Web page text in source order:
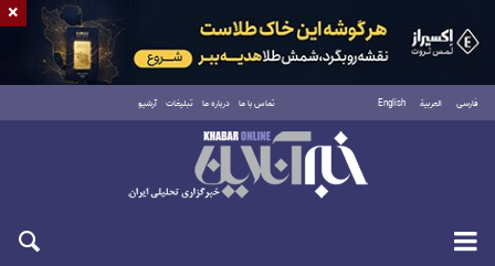
فارسی العربية English تماس با ما درباره ما تبلیغات آرشیو
یکشنبه ۱۸ مرداد ۱۴۰۵
×